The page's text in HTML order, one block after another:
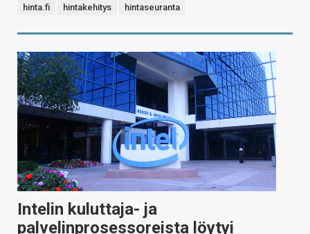
hinta.fi hintakehitys hintaseuranta
Intelin kuluttaja- ja
palvelinprosessoreista löytyi